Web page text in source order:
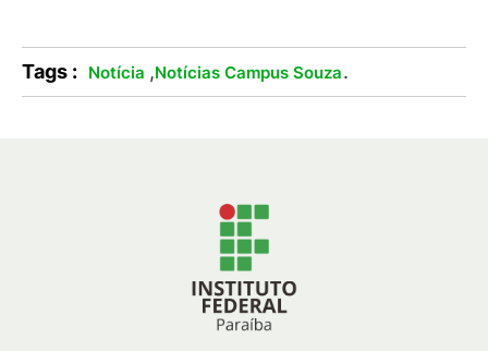
Tags : Notícia ,Notícias Campus Souza.